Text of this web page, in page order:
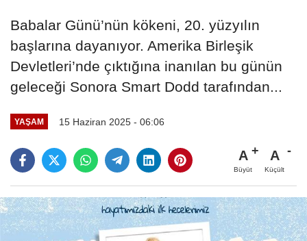
Babalar Günü’nün kökeni, 20. yüzyılın
başlarına dayanıyor. Amerika Birleşik
Devletleri’nde çıktığına inanılan bu günün
geleceği Sonora Smart Dodd tarafından...
YAŞAM 15 Haziran 2025 - 06:06
A
Büyüt
A
Küçült